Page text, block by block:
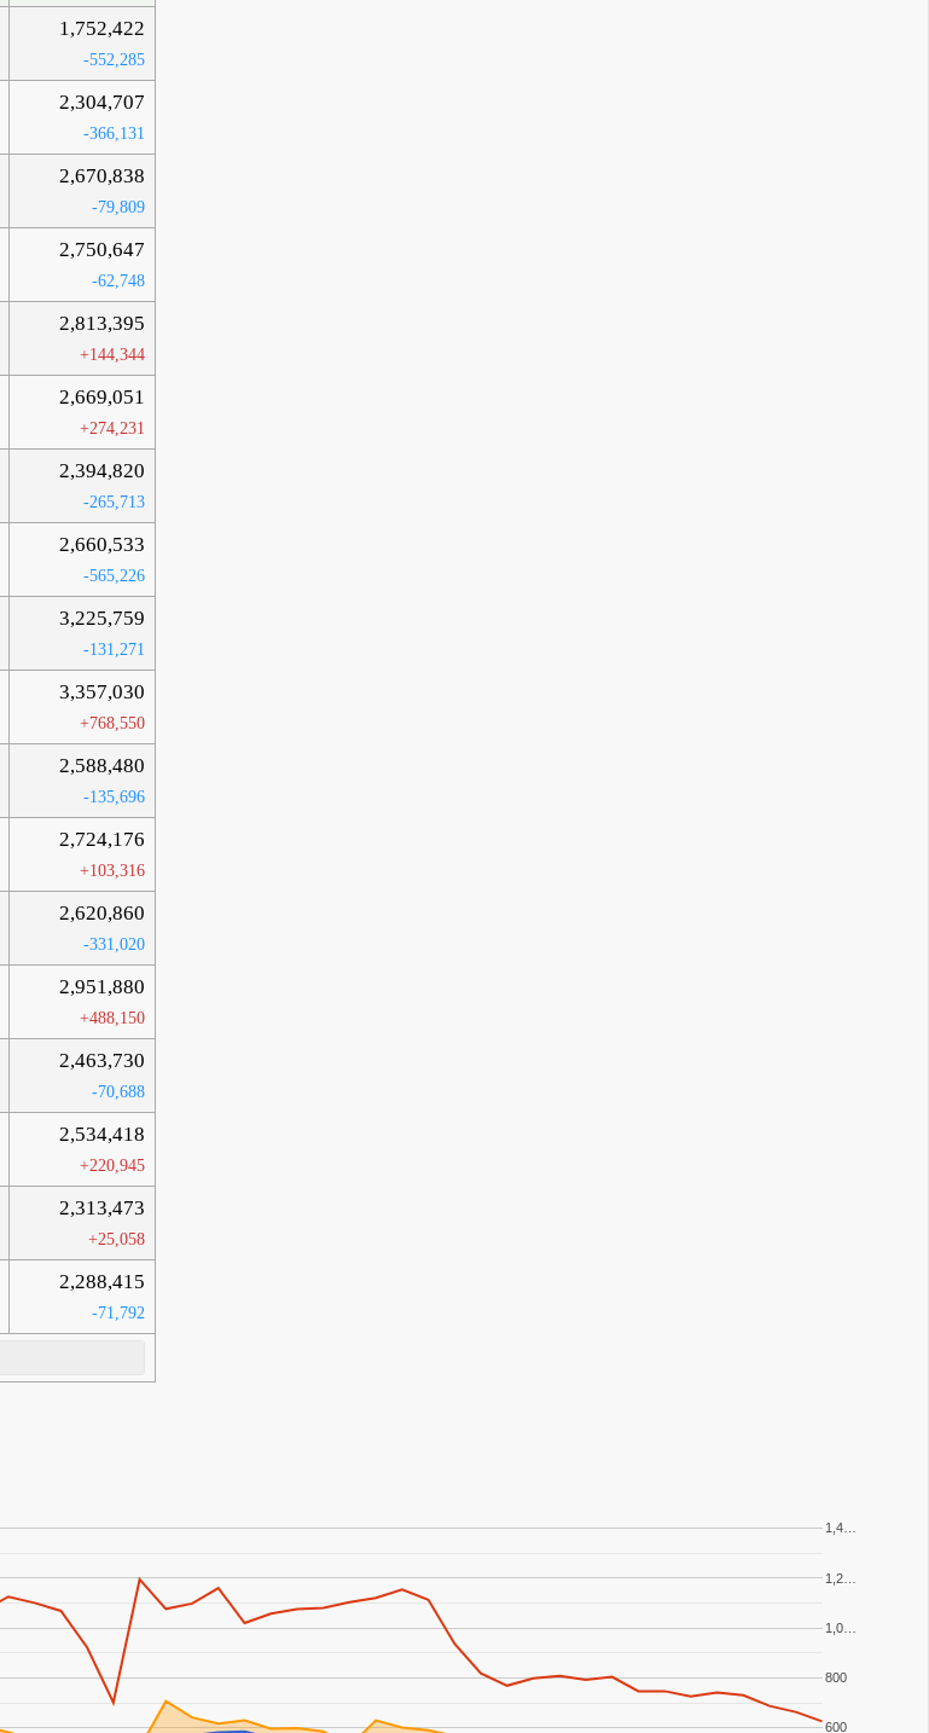
1,752,422
-552,285
2,304,707
-366,131
2,670,838
-79,809
2,750,647
-62,748
2,813,395
+144,344
2,669,051
+274,231
2,394,820
-265,713
2,660,533
-565,226
3,225,759
-131,271
3,357,030
+768,550
2,588,480
-135,696
2,724,176
+103,316
2,620,860
-331,020
2,951,880
+488,150
2,463,730
-70,688
2,534,418
+220,945
2,313,473
+25,058
2,288,415
-71,792
600
800
1,0…
1,2…
1,4…